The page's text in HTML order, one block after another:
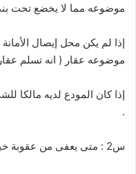
موضوعه مما لا يخضع تحت بند
إذا لم يكن محل إيصال
موضوعه عقار ( انه تسلم
إذا كان المودع لديه مالكا
.
س2 : متى يعفى من عقوبة خيانة الأمانة ؟